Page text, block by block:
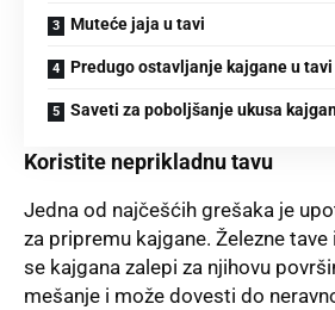
Muteće jaja u tavi
Predugo ostavljanje kajgane u tavi
Saveti za poboljšanje ukusa
Koristite neprikladnu tavu
Jedna od najčešćih grešaka je
za pripremu kajgane. Železne
se kajgana zalepi za njihovu
mešanje i može dovesti do